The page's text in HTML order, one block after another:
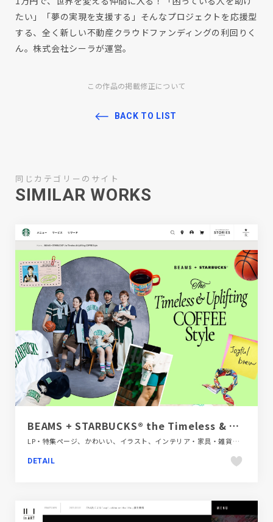
たい」「夢の実現を支援する」そんなプロジェクトを応援型
する、全く新しい不動産クラウドファンディングの利回りく
ん。株式会社シーラが運営。
この作品の掲載修正について
BACK TO LIST
同じカテゴリーのサイト
SIMILAR WORKS
BEAMS + STARBUCKS® the Timeless & Uplifting COFFEE Style｜スターバックス コーヒー ジャパン
LP・特集ページ、かわいい、イラスト、インテリア・家具・雑貨・家電、カラフル、ファッション・ビューティー、ポップ、大きめ写真、飲料・食品
DETAIL